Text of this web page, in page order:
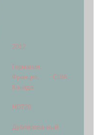
2012
Германия,
Франция, США,
Канада
HD720
Дублированный